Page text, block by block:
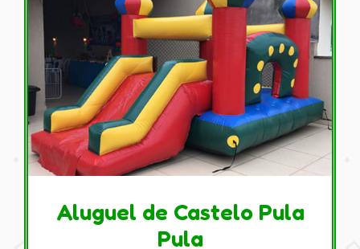
Aluguel de Castelo Pula
Pula